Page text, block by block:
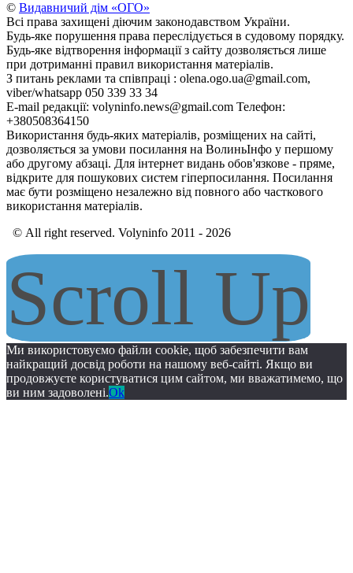
© Видавничий дім «ОГО»
Всі права захищені діючим законодавством України.
Будь-яке порушення права переслідується в судовому порядку.
Будь-яке відтворення інформації з сайту дозволяється лише
при дотриманні правил використання матеріалів.
З питань реклами та співпраці : olena.ogo.ua@gmail.com,
viber/whatsapp 050 339 33 34
E-mail редакції: volyninfo.news@gmail.com Телефон:
+380508364150
Використання будь-яких матеріалів, розміщених на сайті,
дозволяється за умови посилання на ВолиньІнфо у першому
або другому абзаці. Для інтернет видань обов'язкове - пряме,
відкрите для пошукових систем гіперпосилання. Посилання
має бути розміщено незалежно від повного або часткового
використання матеріалів.
© All right reserved. Volyninfo 2011 - 2026
Scroll Up
Ми використовуємо файли cookie, щоб забезпечити вам
найкращий досвід роботи на нашому веб-сайті. Якщо ви
продовжуєте користуватися цим сайтом, ми вважатимемо, що
ви ним задоволені.Ok